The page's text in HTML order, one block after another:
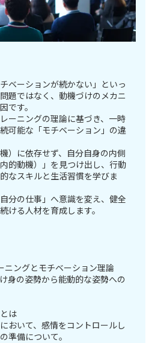
ベーションが続かない」といっ
題ではなく、動機づけのメカニ
です。
ーニングの理論に基づき、一時
可能な「モチベーション」の違
）に依存せず、自分自身の内側
的動機）」を見つけ出し、行動
なスキルと生活習慣を学びま
分の仕事」へ意識を変え、健全
ける人材を育成します。
ニングとモチベーション理論
身の姿勢から能動的な姿勢への
は
おいて、感情をコントロールし
準備について。